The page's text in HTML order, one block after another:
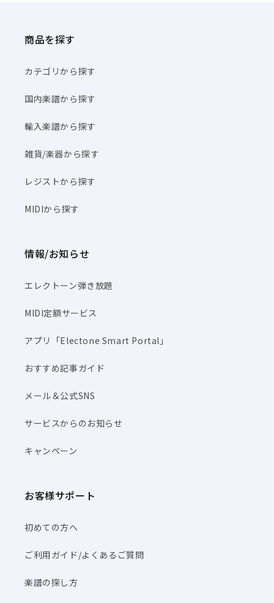
商品を探す
カテゴリから探す
国内楽譜から探す
輸入楽譜から探す
雑貨/楽器から探す
レジストから探す
MIDIから探す
情報/お知らせ
エレクトーン弾き放題
MIDI定額サービス
アプリ「Electone Smart Portal」
おすすめ記事ガイド
メール＆公式SNS
サービスからのお知らせ
キャンペーン
お客様サポート
初めての方へ
ご利用ガイド/よくあるご質問
楽譜の探し方